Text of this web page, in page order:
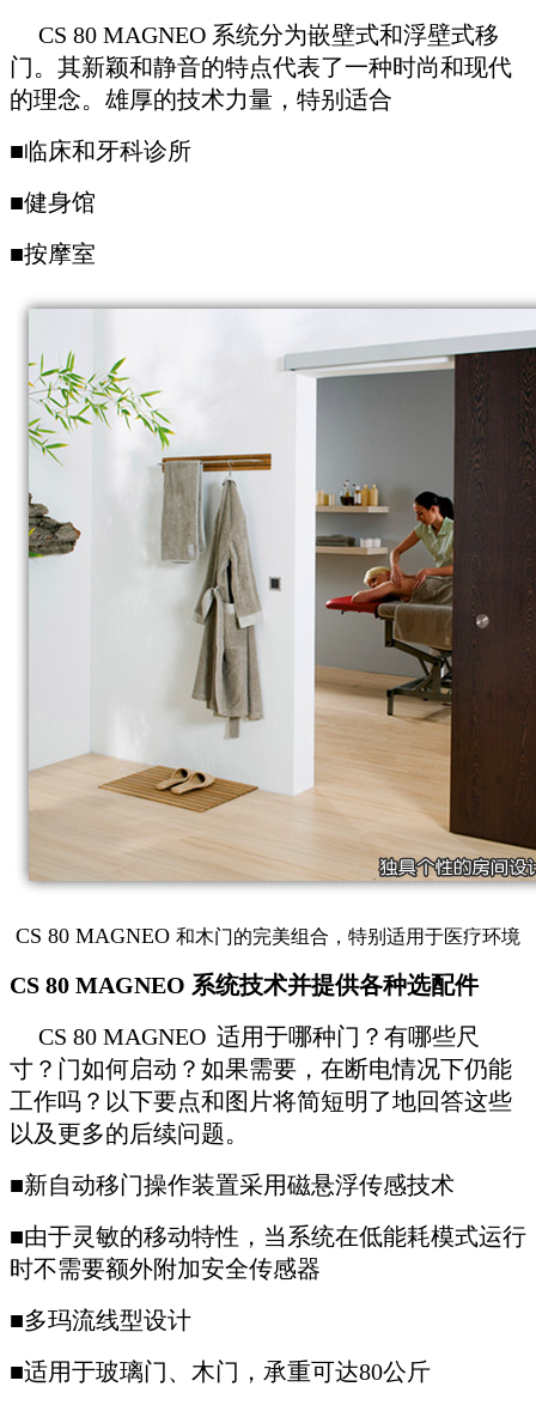
CS 80 MAGNEO 系统分为嵌壁式和浮壁式移
门。其新颖和静音的特点代表了一种时尚和现代
的理念。雄厚的技术力量，特别适合
■临床和牙科诊所
■健身馆
■按摩室
CS 80 MAGNEO 和木门的完美组合，特别适用于医疗环境
CS 80 MAGNEO 系统技术并提供各种选配件
CS 80 MAGNEO 适用于哪种门？有哪些尺
寸？门如何启动？如果需要，在断电情况下仍能
工作吗？以下要点和图片将简短明了地回答这些
以及更多的后续问题。
■新自动移门操作装置采用磁悬浮传感技术
■由于灵敏的移动特性，当系统在低能耗模式运行
时不需要额外附加安全传感器
■多玛流线型设计
■适用于玻璃门、木门，承重可达80公斤